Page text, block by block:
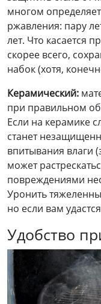
многом
ржавления: пару
лет. Что касается
скорее всего,
набок (хотя,
Керамический:
при правильном
Если на керамике
станет
впитывания влаги
может
повреждениями
Уронить
но если вам
Удобство